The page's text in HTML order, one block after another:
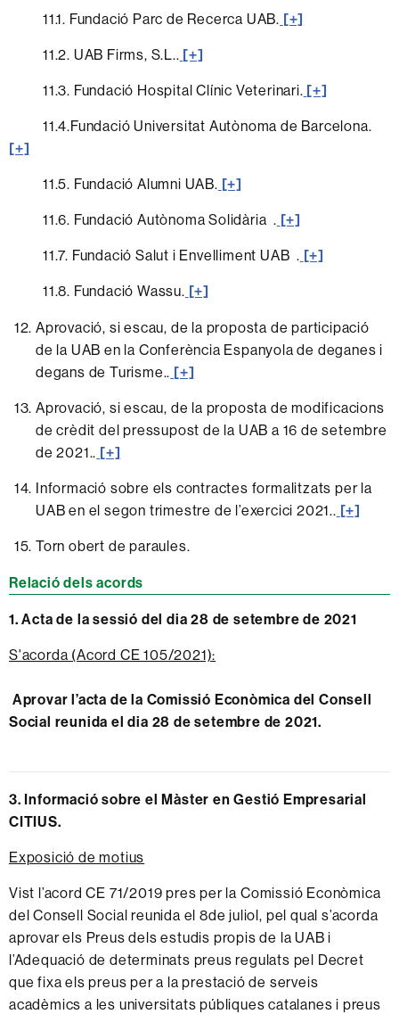
11.1. Fundació Parc de Recerca UAB. [+]
11.2. UAB Firms, S.L.. [+]
11.3. Fundació Hospital Clínic Veterinari. [+]
11.4.Fundació Universitat Autònoma de Barcelona.
[+]
11.5. Fundació Alumni UAB. [+]
11.6. Fundació Autònoma Solidària . [+]
11.7. Fundació Salut i Envelliment UAB . [+]
11.8. Fundació Wassu. [+]
Aprovació, si escau, de la proposta de participació
de la UAB en la Conferència Espanyola de deganes i
degans de Turisme.. [+]
Aprovació, si escau, de la proposta de modificacions
de crèdit del pressupost de la UAB a 16 de setembre
de 2021.. [+]
Informació sobre els contractes formalitzats per la
UAB en el segon trimestre de l’exercici 2021.. [+]
Torn obert de paraules.
Relació dels acords
1.Acta de la sessió del dia 28 de setembre de 2021
S'acorda (Acord CE 105/2021):
Aprovar l’acta de la Comissió Econòmica del Consell
Social reunida el dia 28 de setembre de 2021.
3. Informació sobre el Màster en Gestió Empresarial
CITIUS.
Exposició de motius
Vist l’acordCE 71/2019 pres per la Comissió Econòmica
del Consell Social reunida el 8de juliol, pel qual s’acorda
aprovar els Preus dels estudis propis de la UAB i
l’Adequació de determinats preus regulats pel Decret
que fixa els preus per a la prestació de serveis
acadèmics a les universitats públiques catalanes i preus